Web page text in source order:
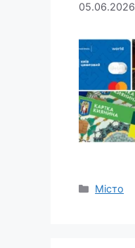
05.06.2026
Категорії
Місто